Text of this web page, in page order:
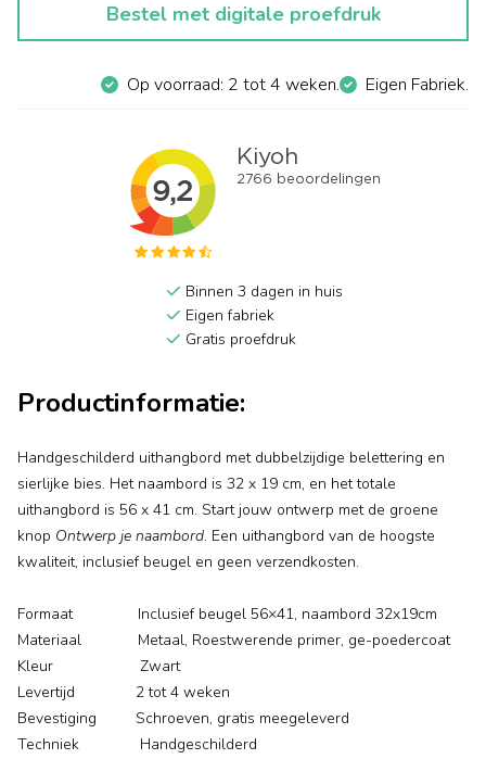
Bestel met digitale proefdruk
Op voorraad: 2 tot 4 weken. Eigen Fabriek.
Binnen 3 dagen in huis
Eigen fabriek
Gratis proefdruk
Productinformatie:
Handgeschilderd uithangbord met dubbelzijdige belettering en
sierlijke bies. Het naambord is 32 x 19 cm, en het totale
uithangbord is 56 x 41 cm. Start jouw ontwerp met de groene
knop Ontwerp je naambord. Een uithangbord van de hoogste
kwaliteit, inclusief beugel en geen verzendkosten.
Formaat Inclusief beugel 56×41, naambord 32x19cm
Materiaal Metaal, Roestwerende primer, ge-poedercoat
Kleur Zwart
Levertijd 2 tot 4 weken
Bevestiging Schroeven, gratis meegeleverd
Techniek Handgeschilderd